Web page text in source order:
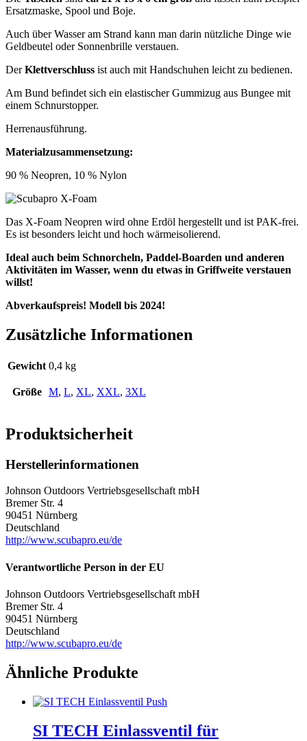
Ersatzmaske, Spool und Boje.
Auch über Wasser am Strand kann man darin nützliche Dinge wie
Geldbeutel oder Sonnenbrille verstauen.
DerKlettverschluss ist auch mit Handschuhen leicht zu bedienen.
Am Bund befindet sich ein elastischer Gummizug aus Bungee mit
einem Schnurstopper.
Herrenausführung.
Materialzusammensetzung:
90 % Neopren, 10 % Nylon
Das X-Foam Neopren wird ohne Erdöl hergestellt und ist PAK-frei.
Es ist besonders leicht und hoch wärmeisolierend.
Ideal auch beim Schnorcheln, Paddel-Boarden und anderen
Aktivitäten im Wasser, wenn du etwas in Griffweite verstauen
willst!
Abverkaufspreis! Modell bis 2024!
Zusätzliche Informationen
Gewicht 0,4 kg
Größe M, L, XL, XXL, 3XL
Produktsicherheit
Herstellerinformationen
Johnson Outdoors Vertriebsgesellschaft mbH
Bremer Str. 4
90451 Nürnberg
Deutschland
http://www.scubapro.eu/de
Verantwortliche Person in der EU
Johnson Outdoors Vertriebsgesellschaft mbH
Bremer Str. 4
90451 Nürnberg
Deutschland
http://www.scubapro.eu/de
Ähnliche Produkte
SI TECH Einlassventil für